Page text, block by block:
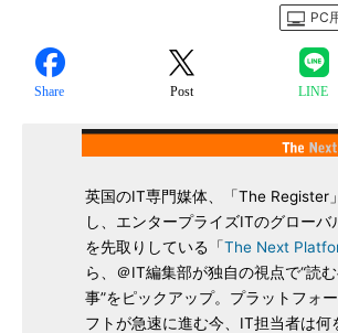
PC
Share Post LINE
英国のIT専門媒体、「The Register
し、エンタープライズITのグローバ
を先取りしている「The Next
ら、＠IT編集部が独自の視点で“読
事”をピックアップ。プラットフォ
フトが急速に進む今、IT担当者は何